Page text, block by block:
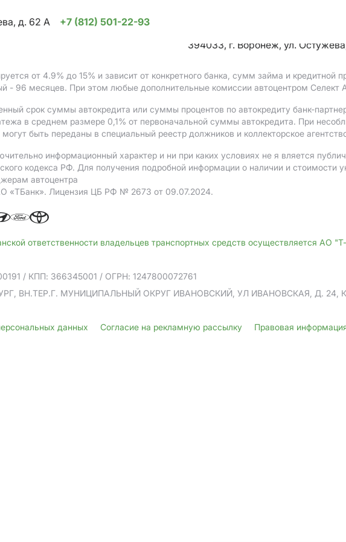
д. 62 А
+7 (812) 501-22-93
394033, г. Воронеж, ул.
от 4.9% до 15% и зависит от конкретного банка, сумм займа и
- 96 месяцев. При этом любые дополнительные комиссии автоцентром Селект
срок суммы автокредита или суммы процентов по автокредиту банк-
в среднем размере 0,1% от первоначальной суммы автокредита. При
быть переданы в специальный реестр должников и коллекторское
информационный характер и ни при каких условиях не я вляется
кодекса РФ. Для получения подробной информации о наличии и стоимости
автоцентра
«ТБанк». Лицензия ЦБ РФ № 2673 от 09.07.2024.
ответственности владельцев транспортных средств осуществляется АО
/ КПП: 366345001 / ОГРН: 1247800072761
ВН.ТЕР.Г. МУНИЦИПАЛЬНЫЙ ОКРУГ ИВАНОВСКИЙ, УЛ ИВАНОВСКАЯ, Д. 24,
данных Согласие на рекламную рассылку Правовая